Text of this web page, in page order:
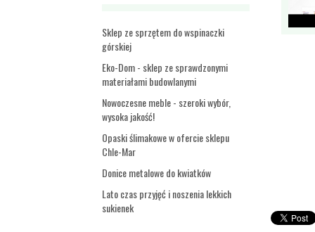
Sklep ze sprzętem do wspinaczki
górskiej
Eko-Dom - sklep ze sprawdzonymi
materiałami budowlanymi
Nowoczesne meble - szeroki wybór,
wysoka jakość!
Opaski ślimakowe w ofercie sklepu
Chle-Mar
Donice metalowe do kwiatków
Lato czas przyjęć i noszenia lekkich
sukienek